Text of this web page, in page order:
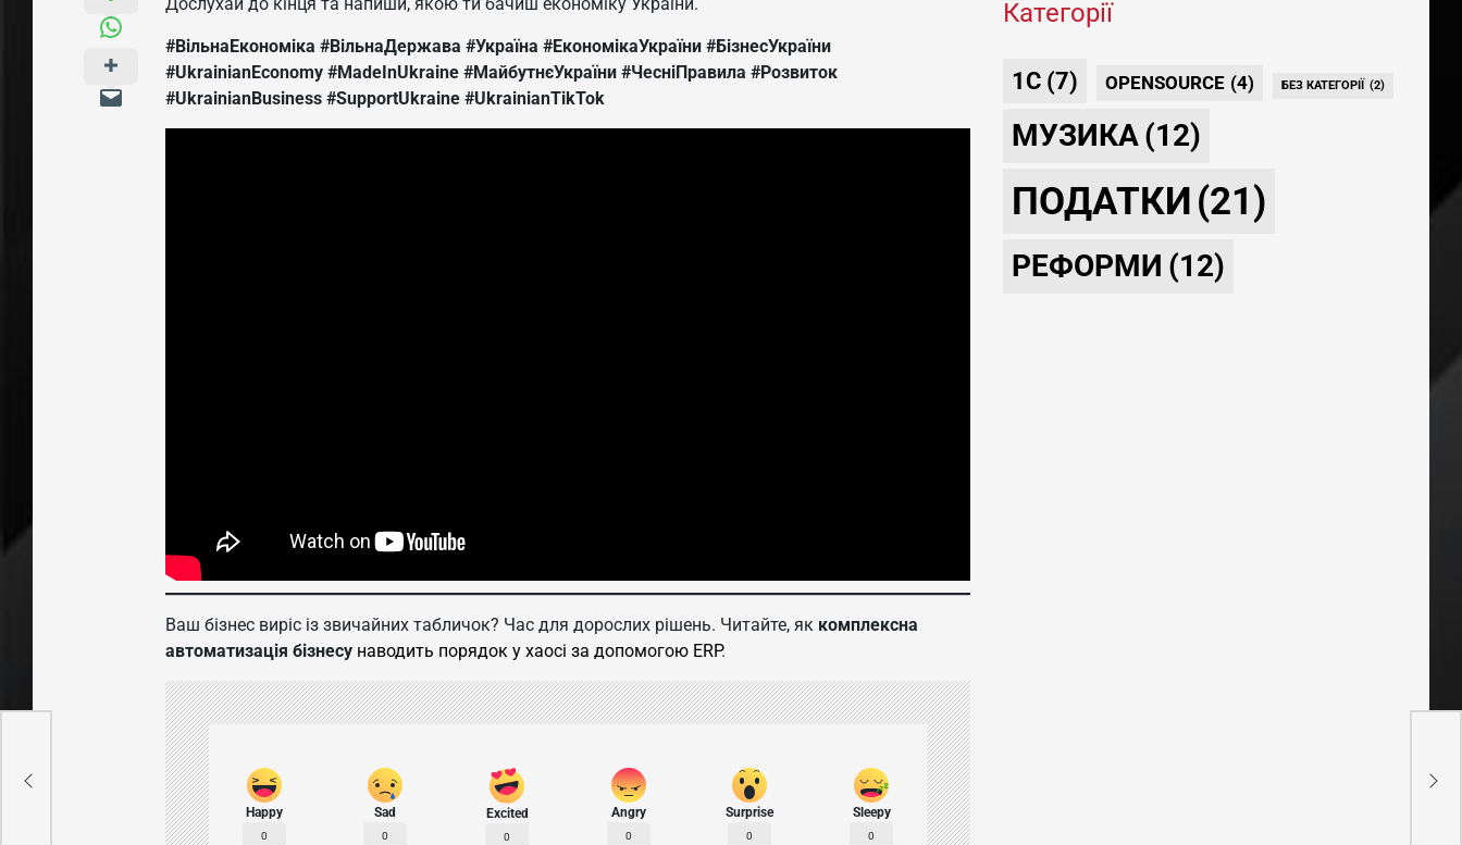
#ВільнаЕкономіка #ВільнаДержава #Україна #ЕкономікаУкраїни #БізнесУкраїни
#UkrainianEconomy #MadeInUkraine #МайбутнєУкраїни #ЧесніПравила #Розвиток
#UkrainianBusiness #SupportUkraine #UkrainianTikTok
Ваш бізнес виріс із звичайних табличок? Час для дорослих рішень. Читайте, як комплексна
автоматизація бізнесу наводить порядок у хаосі за допомогою ERP.
Happy
0
Sad
0
Excited
0
Angry
0
Surprise
0
Sleepy
0
Категорії
1С (7) OPENSOURCE (4) БЕЗ КАТЕГОРІЇ (2)
МУЗИКА(12)
ПОДАТКИ (21)
РЕФОРМИ (12)